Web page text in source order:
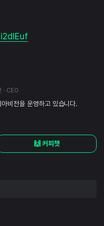
· CEO
비전을 운영하고 있습니다.
🙌 커피챗